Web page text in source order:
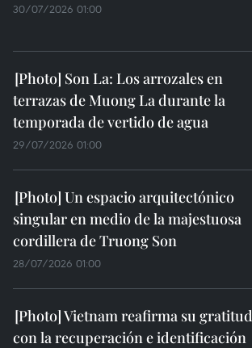
30/07/2026 01:00
Son La: Los arrozales en
terrazas de Muong La durante la
temporada de vertido de agua
29/07/2026 01:00
Un espacio arquitectónico
singular en medio de la majestuosa
cordillera de Truong Son
28/07/2026 01:00
Vietnam reafirma su gratitud
con la recuperación e identificación